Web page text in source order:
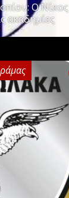
Ο Νίκος
ακαδημίες